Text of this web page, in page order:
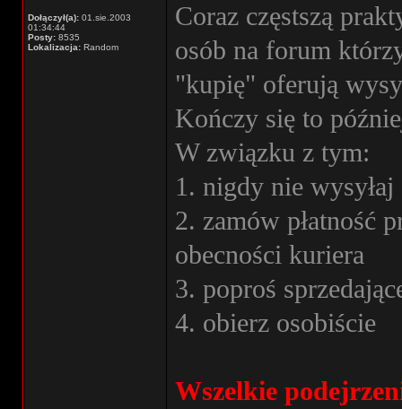
Dołączył(a): 01.sie.2003
01:34:44
Posty: 8535
Lokalizacja: Random
Coraz częstszą
osób na forum
"kupię" oferują
Kończy się to
W związku z tym:
1. nigdy nie
2. zamów płatność
obecności kuriera
3. poproś
4. obierz osobiście
Wszelkie